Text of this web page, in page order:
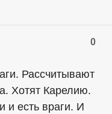
0
Рассчитывают
Хотят Карелию.
и есть враги. И